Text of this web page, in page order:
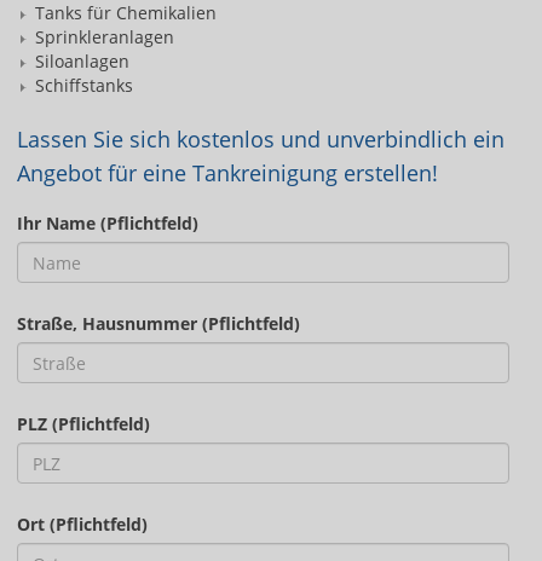
Tanks für Chemikalien
Sprinkleranlagen
Siloanlagen
Schiffstanks
Lassen Sie sich kostenlos und unverbindlich ein
Angebot für eine Tankreinigung erstellen!
Ihr Name (Pflichtfeld)
Straße, Hausnummer (Pflichtfeld)
PLZ (Pflichtfeld)
Ort (Pflichtfeld)